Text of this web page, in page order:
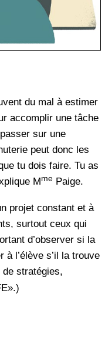
du mal à estimer
accomplir une tâche
sur une
peut donc les
tu dois faire. Tu as
Mme Paige.
projet constant et à
surtout ceux qui
d’observer si la
à l’élève s’il la trouve
de stratégies,